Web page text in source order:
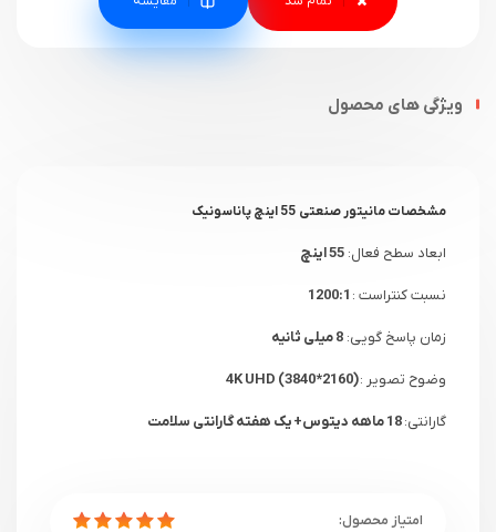
ویژگی های محصول
مشخصاتمانیتور صنعتی 55 اینچ پاناسونیک
ابعاد سطح فعال: 55 اینچ
نسبت کنتراست :
زمان پاسخ گویی: 8 میلی ثانیه
وضوح تصویر :
گارانتی: